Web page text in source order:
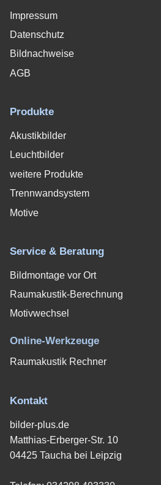
Impressum
Datenschutz
Bildnachweise
AGB
Produkte
Akustikbilder
Leuchtbilder
weitere Produkte
Trennwandsystem
Motive
Service & Beratung
Bildmontage vor Ort
Raumakustik-Berechnung
Motivwechsel
Online-Werkzeuge
Raumakustik Rechner
Kontakt
bilder-plus.de
Matthias-Erberger-Str. 10
04425 Taucha bei Leipzig